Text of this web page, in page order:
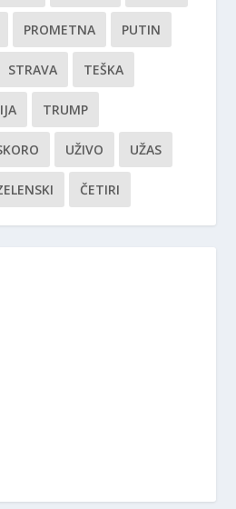
PROMETNA PUTIN
STRAVA TEŠKA
TRUMP
UŽIVO UŽAS
ČETIRI